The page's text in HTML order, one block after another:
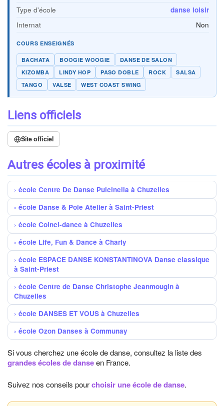
Type d'école
danse loisir
Internat
Non
COURS ENSEIGNÉS
BACHATA BOOGIE WOOGIE
DANSE DE SALON
KIZOMBA
LINDY HOP PASO DOBLE ROCK
SALSA
TANGO
VALSE WEST COAST SWING
Liens officiels
Site officiel
Autres écoles à proximité
école Centre De Danse Pulcinella à Chuzelles
école Danse & Pole Atelier à Saint-Priest
école Coinci-dance à Chuzelles
école Life, Fun & Dance à Charly
école ESPACE DANSE KONSTANTINOVA Danse classique
à Saint-Priest
école Centre de Danse Christophe Jeanmougin à
Chuzelles
école DANSES ET VOUS à Chuzelles
école Ozon Danses à Communay
Si vous cherchez une école de danse, consultez la liste des
grandes écoles de danseen France.
Suivez nos conseils pourchoisir une école de danse.